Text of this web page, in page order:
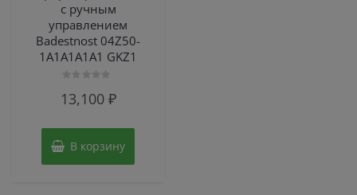
с ручным
управлением
Badestnost 04Z50-
1А1А1А1А1 GKZ1
013,100 ₽
В корзину